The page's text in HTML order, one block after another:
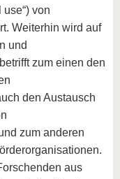
von
Weiterhin wird auf
und
zum einen den
den Austausch
zum anderen
aus